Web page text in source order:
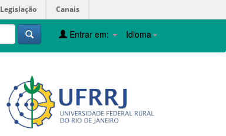
Legislação Canais
Idioma
Entrar em: